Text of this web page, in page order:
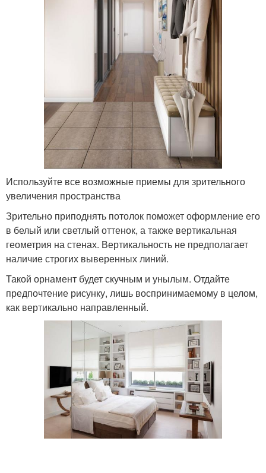
Используйте все возможные приемы для зрительного
увеличения пространства
Зрительно приподнять потолок поможет оформление его
в белый или светлый оттенок, а также вертикальная
геометрия на стенах. Вертикальность не предполагает
наличие строгих выверенных линий.
Такой орнамент будет скучным и унылым. Отдайте
предпочтение рисунку, лишь воспринимаемому в целом,
как вертикально направленный.